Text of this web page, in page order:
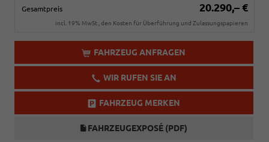
Gesamtpreis 20.290,– €
incl. 19% MwSt., den Kosten für Überführung und Zulassungspapieren
FAHRZEUG ANFRAGEN
WIR RUFEN SIE AN
FAHRZEUG MERKEN
FAHRZEUGEXPOSÉ (PDF)